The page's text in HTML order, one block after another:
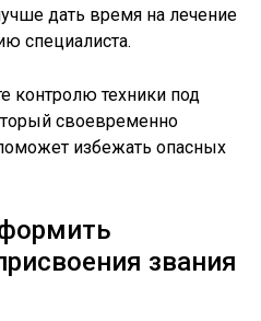
дать время на лечение
специалиста.
контролю техники под
своевременно
избежать опасных
звания